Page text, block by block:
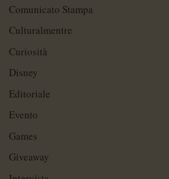
Comunicato Stampa
Culturalmentre
Curiosità
Disney
Editoriale
Evento
Games
Giveaway